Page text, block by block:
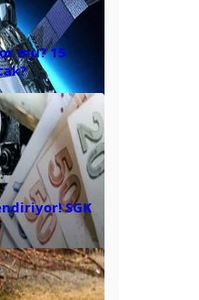
mu? 15
SGK